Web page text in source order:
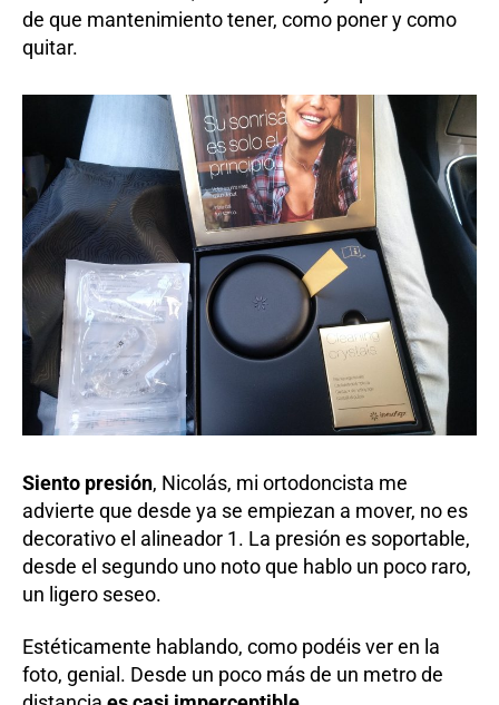
de que mantenimiento tener, como poner y como
quitar.
Siento presión, Nicolás, mi ortodoncista me
advierte que desde ya se empiezan a mover, no es
decorativo el alineador 1. La presión es soportable,
desde el segundo uno noto que hablo un poco raro,
un ligero seseo.
Estéticamente hablando, como podéis ver en la
foto, genial. Desde un poco más de un metro de